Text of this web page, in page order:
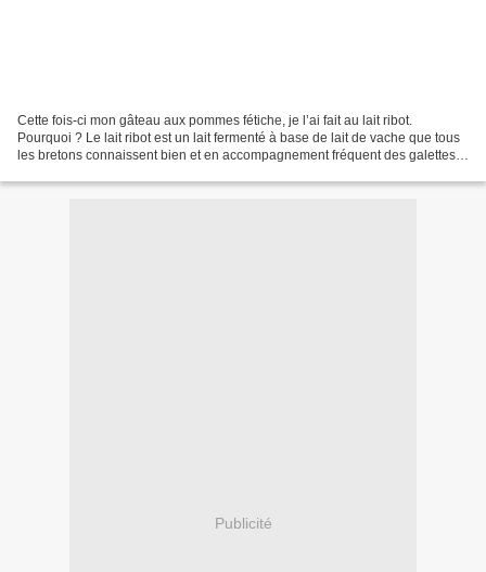
Cette fois-ci mon gâteau aux pommes fétiche, je l’ai fait au lait ribot.
Pourquoi ? Le lait ribot est un lait fermenté à base de lait de vache que tous
les bretons connaissent bien et en accompagnement fréquent des galettes
Publicité